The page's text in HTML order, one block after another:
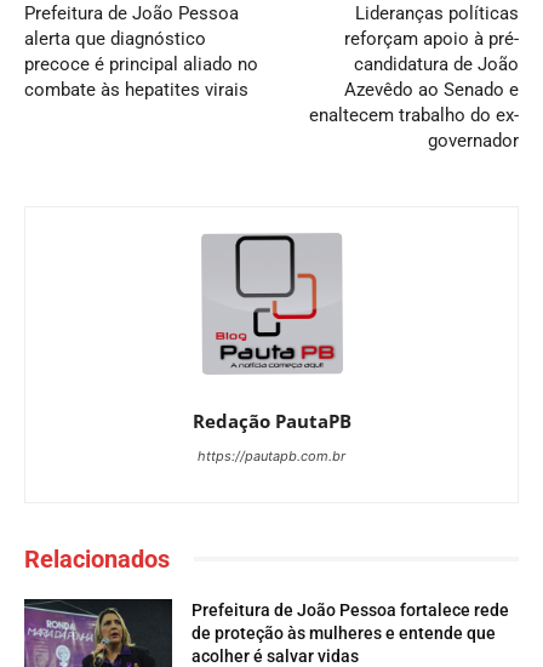
Prefeitura de João Pessoa
alerta que diagnóstico
precoce é principal aliado no
combate às hepatites virais
Lideranças políticas
reforçam apoio à pré-
candidatura de João
Azevêdo ao Senado e
enaltecem trabalho do ex-
governador
Redação PautaPB
https://pautapb.com.br
Relacionados
Prefeitura de João Pessoa fortalece rede
de proteção às mulheres e entende que
acolher é salvar vidas